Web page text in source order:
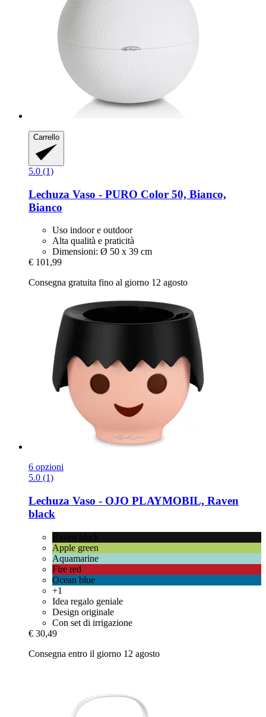
Carrello
5.0 (1)
Lechuza Vaso -​ PURO Color 50, Bianco,
Bianco
Uso indoor e outdoor
Alta qualità e praticità
Dimensioni: Ø 50 x 39 cm
€ 101,99
Consegna gratuita fino al giorno 12 agosto
6 opzioni
5.0 (1)
Lechuza Vaso -​ OJO PLAYMOBIL, Raven
black
Apple green
Aquamarine
Fire red
Ocean blue
+1
Idea regalo geniale
Design originale
Con set di irrigazione
€ 30,49
Consegna entro il giorno 12 agosto